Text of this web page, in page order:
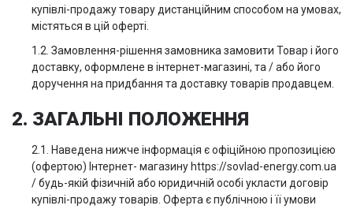
купівлі-продажу товару дистанційним способом на умовах,
містяться в цій оферті.
1.2. Замовлення-рішення замовника замовити Товар і його
доставку, оформлене в інтернет-магазині, та / або його
доручення на придбання та доставку товарів продавцем.
2. ЗАГАЛЬНІ ПОЛОЖЕННЯ
2.1. Наведена нижче інформація є офіційною пропозицією
(офертою) Інтернет- магазину https://sovlad-energy.com.ua
/ будь-якій фізичній або юридичній особі укласти договір
купівлі-продажу товарів. Оферта є публічною і її умови